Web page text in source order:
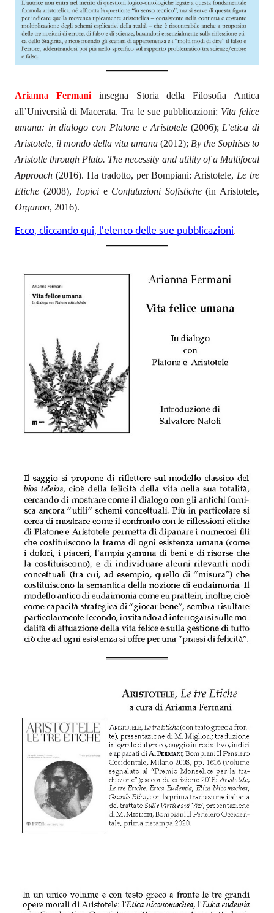
Arianna Fermani
insegna Storia della Filosofia Antica
all’Università di Macerata. Tra le sue pubblicazioni: Vita felice
umana: in dialogo con Platone e Aristotele (2006); L’etica di
Aristotele, il mondo della vita umana (2012); By the Sophists to
Aristotle through Plato. The necessity and utility of a Multifocal
Approach (2016). Ha tradotto, per Bompiani: Aristotele, Le tre
Etiche (2008), Topici e Confutazioni Sofistiche(in Aristotele,
Organon, 2016).
Ecco, cliccando qui, l’elenco delle sue pubblicazioni.